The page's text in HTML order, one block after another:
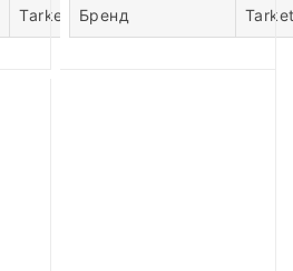
Tarkett Бренд